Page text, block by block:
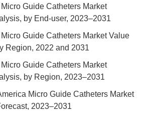
Guide Catheters Market
by End-user, 2023–2031
Guide Catheters Market Value
Region, 2022 and 2031
Guide Catheters Market
by Region, 2023–2031
Micro Guide Catheters Market
2023–2031